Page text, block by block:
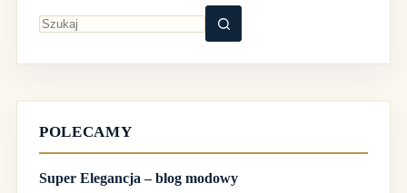
wyników
POLECAMY
Super Elegancja – blog modowy